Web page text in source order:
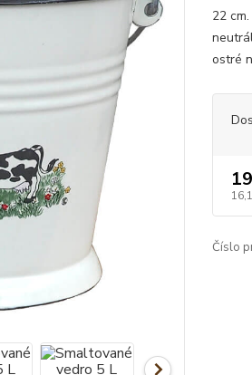
22
ostré
Číslo